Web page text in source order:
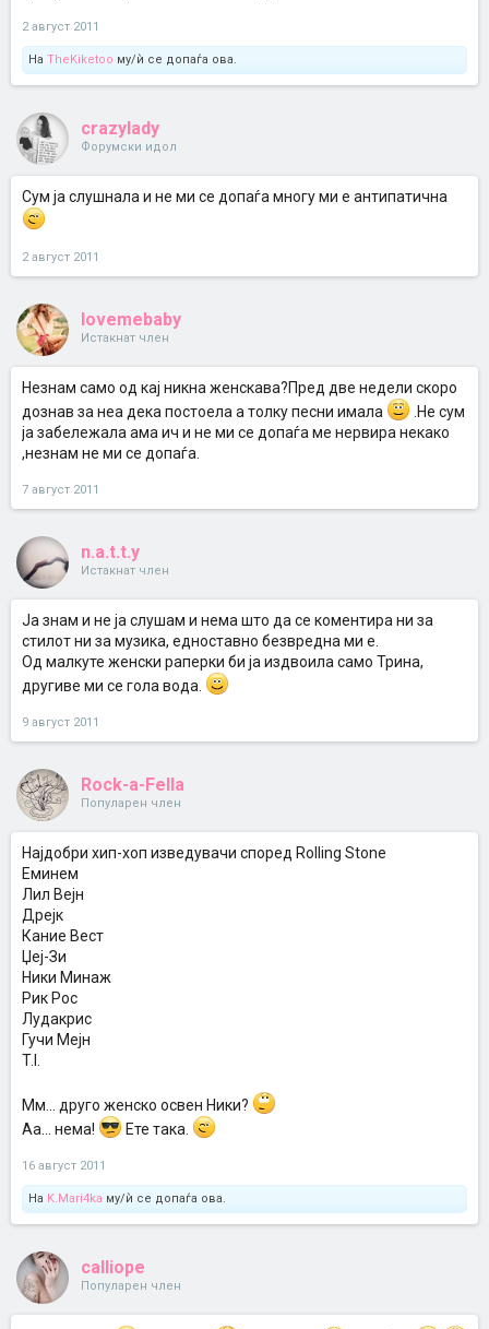
2 август 2011
На TheKiketoo му/ѝ се допаѓа ова.
crazylady
Форумски идол
Сум ја слушнала и не ми се допаѓа многу ми е антипатична
2 август 2011
lovemebaby
Истакнат член
Незнам само од кај никна женскава?Пред две недели скоро
дознав за неа дека постоела а толку песни имала
.Не сум
ја забележала ама ич и не ми се допаѓа ме нервира некако
,незнам не ми се допаѓа.
7 август 2011
n.a.t.t.y
Истакнат член
Ја знам и не ја слушам и нема што да се коментира ни за
стилот ни за музика, едноставно безвредна ми е.
Од малкуте женски раперки би ја издвоила само Трина,
другиве ми се гола вода.
9 август 2011
Rock-a-Fella
Популарен член
Најдобри хип-хоп изведувачи според Rolling Stone
Еминем
Лил Вејн
Дрејк
Кание Вест
Џеј-Зи
Ники Минаж
Рик Рос
Лудакрис
Гучи Мејн
T.I.
Мм... друго женско освен Ники?
Аа... нема!
Ете така.
16 август 2011
На K.Mari4ka му/ѝ се допаѓа ова.
calliope
Популарен член